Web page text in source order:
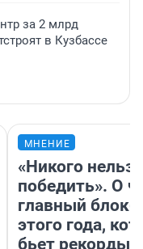
за 2 млрд
в Кузбассе
МНЕНИЕ
«Никого нельзя
победить». О
главный
этого года,
бьет рекорды в